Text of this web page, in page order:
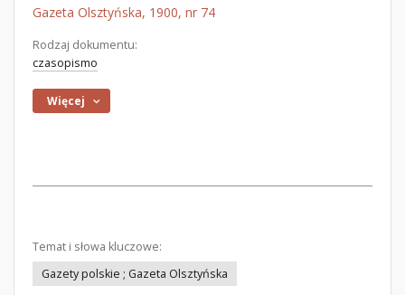
Gazeta Olsztyńska, 1900, nr 74
Rodzaj dokumentu:
czasopismo
Więcej
Temat i słowa kluczowe:
Gazety polskie ; Gazeta Olsztyńska